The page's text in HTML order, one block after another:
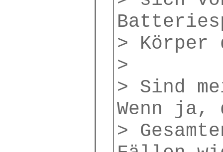
> Körper
>
> Sind
Wenn ja,
>